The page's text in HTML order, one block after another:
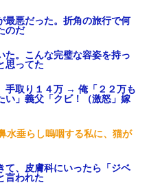
ら仕事辞める予定なんですって
ね」と言ってきた
中になったんやろ…」と思うコ
ンテンツ
る「笑える画像・最高な画像」
貼っていけｗｗｗｗｗ
い！」と訴えた結果ｗｗｗｗ
と漏れるようになった
相手がどんなパイプ持ってい
最悪だった。折角の旅行で何
のだ
た。こんな完璧な容姿を持っ
思ってた
手取り１４万 → 俺「２２万も
い」義父「クビ！（激怒」嫁
水垂らし嗚咽する私に、猫が
て、皮膚科にいったら「ジベ
言われた